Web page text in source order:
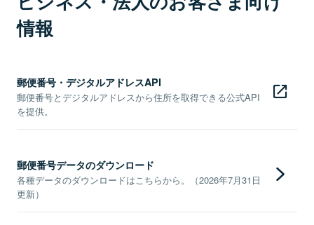
情報
郵便番号・デジタルアドレスAPI
郵便番号とデジタルアドレスから住所を取得できる公式API
を提供。
郵便番号データのダウンロード
各種データのダウンロードはこちらから。（2026年7月31日
更新）